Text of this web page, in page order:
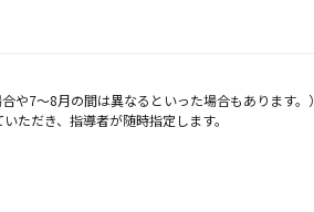
7～8月の間は異なるといった場合もあります。）
ただき、指導者が随時指定します。